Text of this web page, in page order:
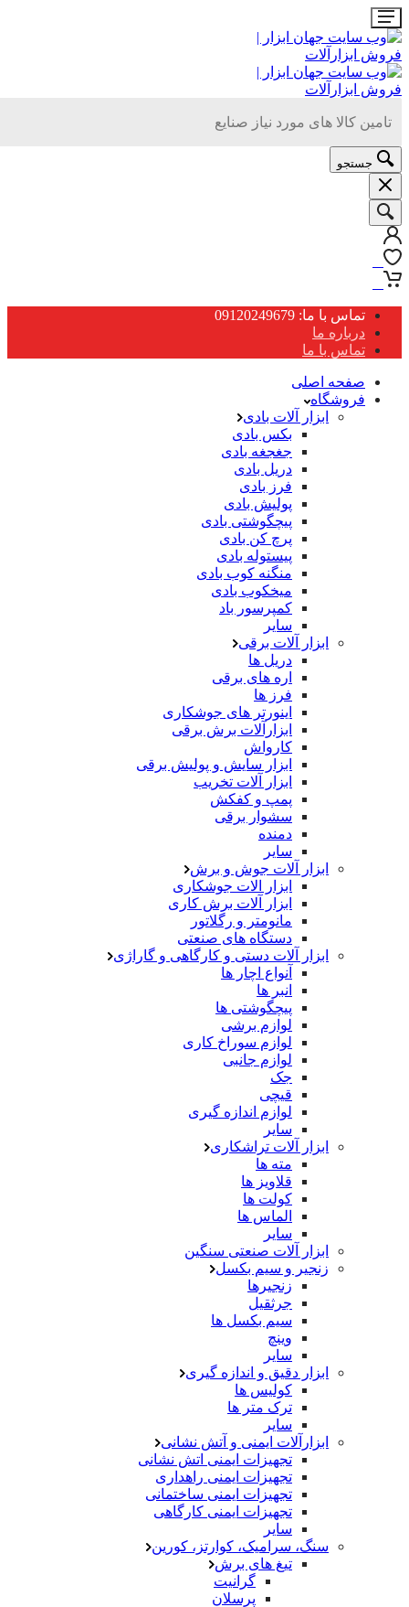
جستجو
0
0
تماس با ما: 09120249679
درباره ما
تماس با ما
صفحه اصلی
فروشگاه
ابزار آلات بادی
بکس بادی
جغجغه بادی
دریل بادی
فرز بادی
پولیش بادی
پیچگوشتی بادی
پرچ کن بادی
پیستوله بادی
منگنه کوب بادی
میخکوب بادی
کمپرسور باد
سایر
ابزار آلات برقی
دریل ها
اره های برقی
فرز ها
اینورتر های جوشکاری
ابزارآلات برش برقی
کارواش
ابزار سایش و پولیش برقی
ابزار آلات تخریب
پمپ و کفکش
سشوار برقی
دمنده
سایر
ابزار آلات جوش و برش
ابزار الات جوشکاری
ابزار آلات برش کاری
مانومتر و رگلاتور
دستگاه های صنعتی
ابزار آلات دستی و کارگاهی و گاراژی
آنواع اچار ها
انبر ها
پیچگوشتی ها
لوازم برشی
لوازم سوراخ کاری
لوازم جانبی
جک
قیچی
لوازم اندازه گیری
سایر
ابزار آلات تراشکاری
مته ها
قلاویز ها
کولت ها
الماس ها
سایر
ابزار آلات صنعتی سنگین
زنجیر و سیم بکسل
زنجیرها
جرثقیل
سیم بکسل ها
وینچ
سایر
ابزار دقیق و اندازه گیری
کولیس ها
ترک متر ها
سایر
ابزارآلات ایمنی و آتش نشانی
تجهیزات ایمنی اتش نشانی
تجهیزات ایمنی راهداری
تجهیزات ایمنی ساختمانی
تجهیزات ایمنی کارگاهی
سایر
سنگ، سرامیک، کوارتز، کورین
تیغ های برش
گرانیت
پرسلان